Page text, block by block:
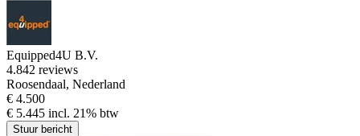
Equipped4U B.V.
4.842 reviews
Roosendaal, Nederland
€ 4.500
€ 5.445 incl. 21% btw
Stuur bericht